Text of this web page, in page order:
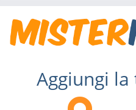
Aggiungi